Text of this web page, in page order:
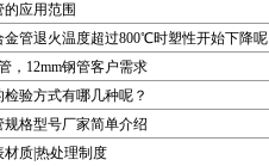
应用范围
金管退火温度超过800℃时塑性开始下降呢
，12mm钢管客户需求
验方式有哪几种呢？
规格型号厂家简单介绍
质|热处理制度